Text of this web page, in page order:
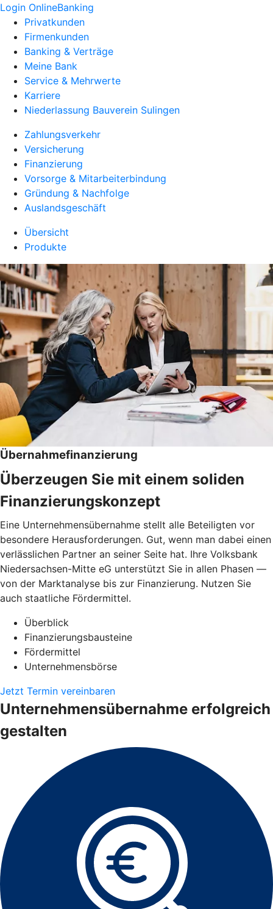
Login OnlineBanking
Privatkunden
Firmenkunden
Banking & Verträge
Meine Bank
Service & Mehrwerte
Karriere
Niederlassung Bauverein Sulingen
Zahlungsverkehr
Versicherung
Finanzierung
Vorsorge & Mitarbeiterbindung
Gründung & Nachfolge
Auslandsgeschäft
Übersicht
Produkte
Übernahmefinanzierung
Überzeugen Sie mit einem soliden
Finanzierungskonzept
Eine Unternehmensübernahme stellt alle Beteiligten vor
besondere Herausforderungen. Gut, wenn man dabei einen
verlässlichen Partner an seiner Seite hat. Ihre Volksbank
Niedersachsen-Mitte eG unterstützt Sie in allen Phasen —
von der Marktanalyse bis zur Finanzierung. Nutzen Sie
auch staatliche Fördermittel.
Überblick
Finanzierungsbausteine
Fördermittel
Unternehmensbörse
Jetzt Termin vereinbaren
Unternehmensübernahme erfolgreich
gestalten